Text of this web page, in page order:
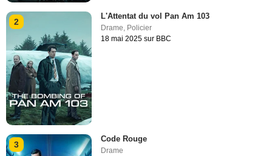
2
L'Attentat du vol Pan Am 103
Drame, Policier
18 mai 2025 sur BBC
3
Code Rouge
Drame